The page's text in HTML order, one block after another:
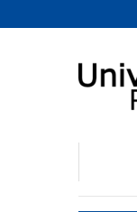
Browsen
direkt zum Inhalt